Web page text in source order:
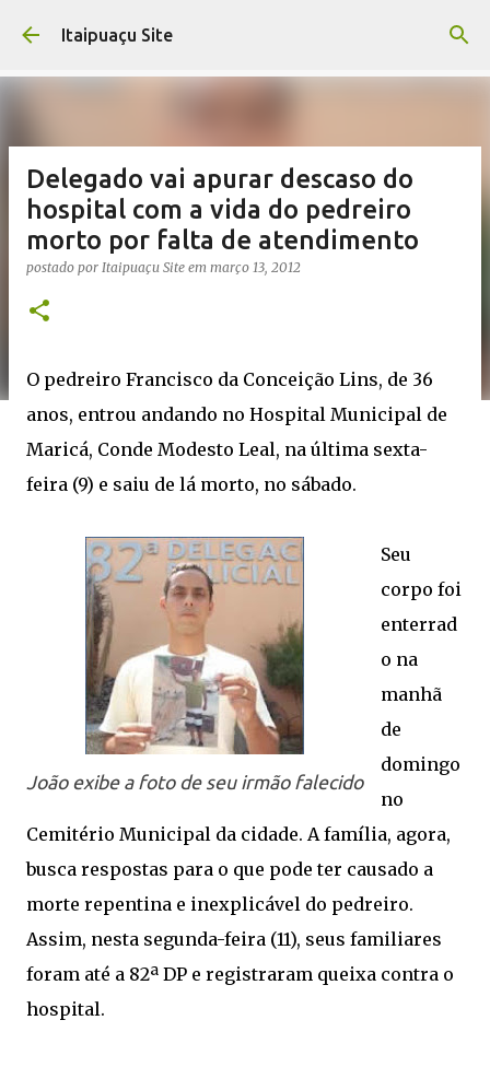
Pular para o conteúdo principal
Itaipuaçu Site
Delegado vai apurar descaso do
hospital com a vida do pedreiro
morto por falta de atendimento
postado por Itaipuaçu Site em março 13, 2012
O pedreiro Francisco da Conceição Lins, de 36
anos, entrou andando no Hospital Municipal de
Maricá, Conde Modesto Leal, na última sexta-
feira (9) e saiu de lá morto, no sábado.
João exibe a foto de seu irmão falecido
Seu
corpo foi
enterrad
o na
manhã
de
domingo
no
Cemitério Municipal da cidade. A família, agora,
busca respostas para o que pode ter causado a
morte repentina e inexplicável do pedreiro.
Assim, nesta segunda-feira (11), seus familiares
foram até a 82ª DP e registraram queixa contra o
hospital.